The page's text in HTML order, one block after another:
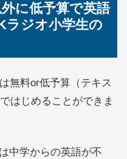
に低予算で英語
ラジオ小学生の
無料or低予算（テキス
はじめることができま
中学からの英語が不